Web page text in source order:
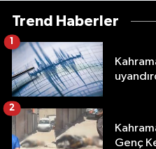
Trend Haberler
1
Genç
2